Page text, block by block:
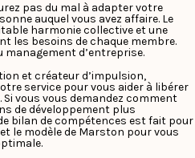
pas du mal à adapter votre
auquel vous avez affaire. Le
harmonie collective et une
les besoins de chaque membre.
management d’entreprise.
et créateur d’impulsion,
service pour vous aider à libérer
vous vous demandez comment
de développement plus
bilan de compétences est fait pour
le modèle de Marston pour vous